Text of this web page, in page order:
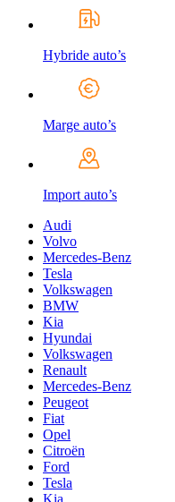
Hybride auto’s
Marge auto’s
Import auto’s
Audi
Volvo
Mercedes-Benz
Tesla
Volkswagen
BMW
Kia
Hyundai
Volkswagen
Renault
Mercedes-Benz
Peugeot
Fiat
Opel
Citroën
Ford
Tesla
Kia